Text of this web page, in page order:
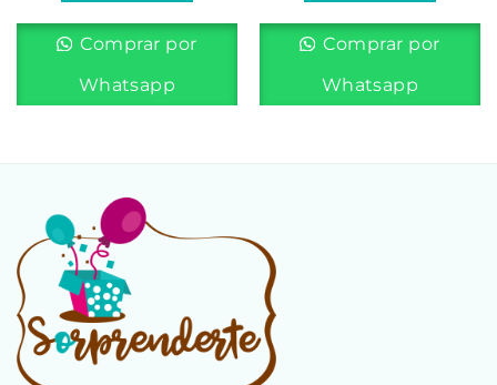
Comprar por
Whatsapp
Comprar por
Whatsapp